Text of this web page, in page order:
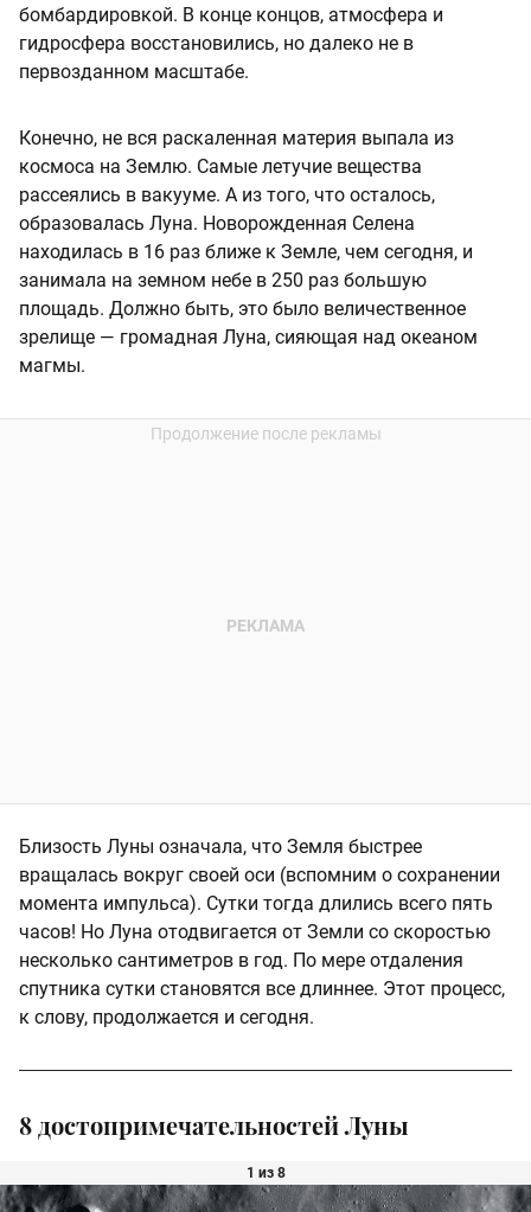
бомбардировкой. В конце концов, атмосфера и
гидросфера восстановились, но далеко не в
первозданном масштабе.
Конечно, не вся раскаленная материя выпала из
космоса на Землю. Самые летучие вещества
рассеялись в вакууме. А из того, что осталось,
образовалась Луна. Новорожденная Селена
находилась в 16 раз ближе к Земле, чем сегодня, и
занимала на земном небе в 250 раз большую
площадь. Должно быть, это было величественное
зрелище — громадная Луна, сияющая над океаном
магмы.
Близость Луны означала, что Земля быстрее
вращалась вокруг своей оси (вспомним о сохранении
момента импульса). Сутки тогда длились всего пять
часов! Но Луна отодвигается от Земли со скоростью
несколько сантиметров в год. По мере отдаления
спутника сутки становятся все длиннее. Этот процесс,
к слову, продолжается и сегодня.
8 достопримечательностей Луны
1 из 8